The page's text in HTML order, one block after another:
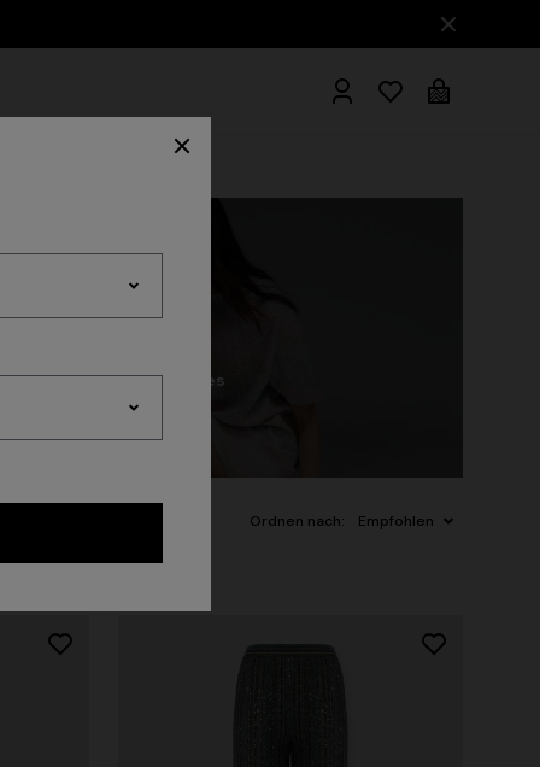
BeachwearAccessoires
Ordnen nach: Empfohlen